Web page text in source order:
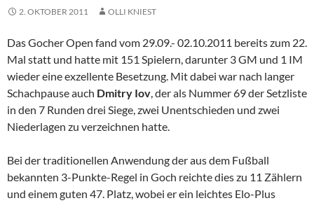
2. OKTOBER 2011 OLLI KNIEST
Das Gocher Open fand vom 29.09.- 02.10.2011 bereits zum 22.
Mal statt und hatte mit 151 Spielern, darunter 3 GM und 1 IM
wieder eine exzellente Besetzung. Mit dabei war nach langer
Schachpause auch Dmitry Iov, der als Nummer 69 der Setzliste
in den 7 Runden drei Siege, zwei Unentschieden und zwei
Niederlagen zu verzeichnen hatte.
Bei der traditionellen Anwendung der aus dem Fußball
bekannten 3-Punkte-Regel in Goch reichte dies zu 11 Zählern
und einem guten 47. Platz, wobei er ein leichtes Elo-Plus